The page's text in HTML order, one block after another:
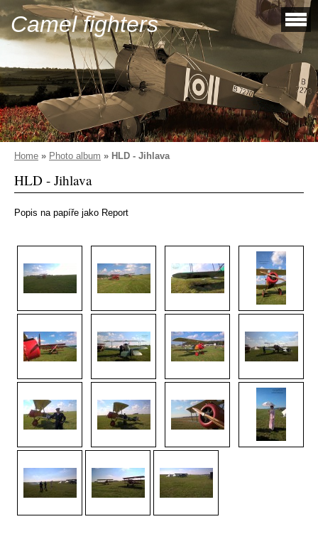
Camel fighters
Home » Photo album » HLD - Jihlava
HLD - Jihlava
Popis na papíře jako Report